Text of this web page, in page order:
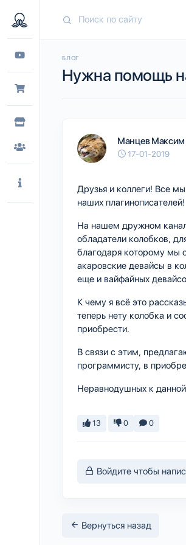
БЛОГ
Нужна помощь
Манцев Максим
17-01-2019
Друзья и коллеги! Все
наших плагинописателей!
На нашем дружном
обладатели колобков,
благодаря которому мы
акаровские девайсы в
еще и вайфайных
К чему я всё это
теперь нету колобка и
приобрести.
В связи с этим,
программисту, в
Неравнодушных к
13 0 0
Войдите чтобы
Вернуться назад